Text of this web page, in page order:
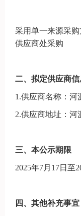
采用单一来源采购
供应商处采购
二、拟定供应商信
1.供应商名称：河
2.供应商地址：河
三、 本公示期限
2025年7月 17日至
四、其他补充事宜